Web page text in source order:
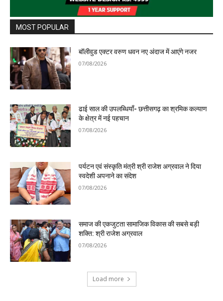
MOST POPULAR
बॉलीवुड एक्टर वरुण धवन नए अंदाज में आएंगे नजर
07/08/2026
ढाई साल की उपलब्धियाँ- छत्तीसगढ़ का श्रमिक कल्याण
के क्षेत्र में नई पहचान
07/08/2026
पर्यटन एवं संस्कृति मंत्री श्री राजेश अग्रवाल ने दिया
स्वदेशी अपनाने का संदेश
07/08/2026
समाज की एकजुटता सामाजिक विकास की सबसे बड़ी
शक्ति: श्री राजेश अग्रवाल
07/08/2026
Load more